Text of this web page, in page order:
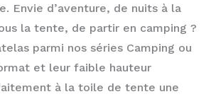
Envie d’aventure, de nuits à la
la tente, de partir en camping ?
parmi nos séries Camping ou
et leur faible hauteur
à la toile de tente une